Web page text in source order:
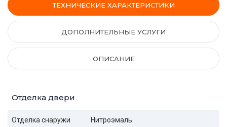
ТЕХНИЧЕСКИЕ ХАРАКТЕРИСТИКИ
ДОПОЛНИТЕЛЬНЫЕ УСЛУГИ
ОПИСАНИЕ
Отделка двери
Отделка снаружи Нитроэмаль